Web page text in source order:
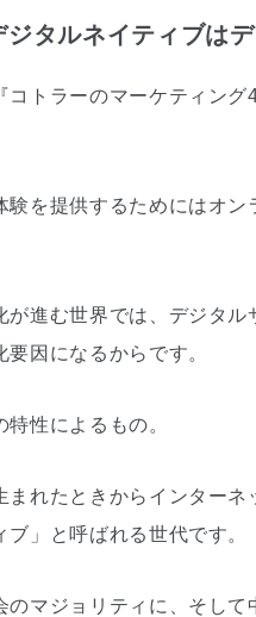
タルネイティブは
コトラーのマーケティン
験を提供するためにはオ
が進む世界では、デジタ
因になるからです。
性によるもの。
まれたときからインター
ブ」と呼ばれる世代です。
マジョリティに、そして